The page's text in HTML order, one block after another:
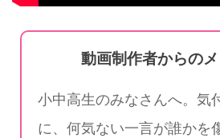
動画制作者からの
小中高生のみなさんへ。気
に、何気ない一言が誰かを